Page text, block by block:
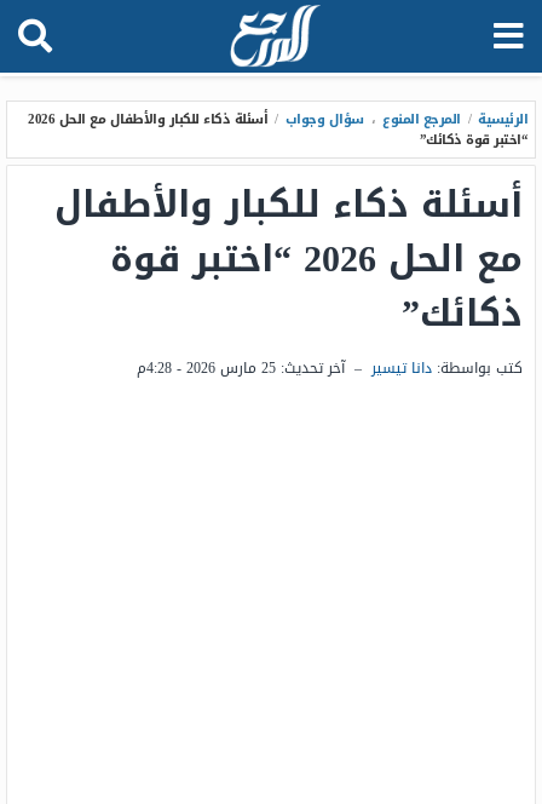
الرئيسية / المرجع المنوع ، سؤال وجواب /
أسئلة ذكاء للكبار والأطفال مع الحل 2026
“اختبر قوة ذكائك”
أسئلة ذكاء للكبار والأطفال
مع الحل 2026 “اختبر قوة
ذكائك”
كتب بواسطة: دانا تيسير – آخر تحديث: 25 مارس 2026 - 4:28م